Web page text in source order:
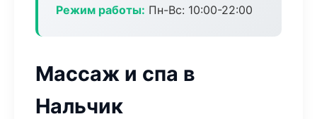
Режим работы: Пн-Вс: 10:00-22:00
Массаж и спа в
Нальчик